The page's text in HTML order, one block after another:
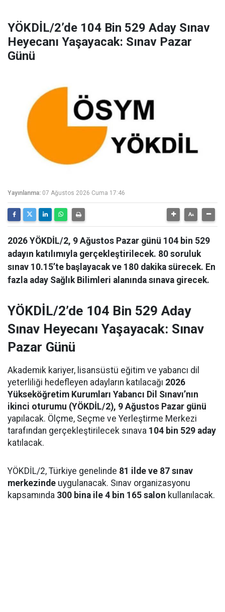
YÖKDİL/2’de 104 Bin 529 Aday Sınav
Heyecanı Yaşayacak: Sınav Pazar
Günü
Yayınlanma: 07 Ağustos 2026 Cuma 17:46
2026 YÖKDİL/2, 9 Ağustos Pazar günü 104 bin 529
adayın katılımıyla gerçekleştirilecek. 80 soruluk
sınav 10.15’te başlayacak ve 180 dakika sürecek. En
fazla aday Sağlık Bilimleri alanında sınava girecek.
YÖKDİL/2’de 104 Bin 529 Aday
Sınav Heyecanı Yaşayacak: Sınav
Pazar Günü
Akademik kariyer, lisansüstü eğitim ve yabancı dil
yeterliliği hedefleyen adayların katılacağı 2026
Yükseköğretim Kurumları Yabancı Dil Sınavı’nın
ikinci oturumu (YÖKDİL/2), 9 Ağustos Pazar günü
yapılacak. Ölçme, Seçme ve Yerleştirme Merkezi
tarafından gerçekleştirilecek sınava 104 bin 529 aday
katılacak.
YÖKDİL/2, Türkiye genelinde 81 ilde ve 87 sınav
merkezinde uygulanacak. Sınav organizasyonu
kapsamında 300 bina ile 4 bin 165 salon kullanılacak.